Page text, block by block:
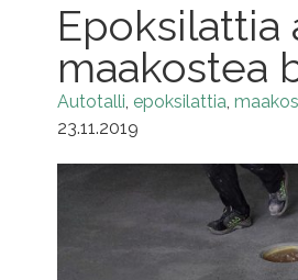
Epoksilattia
maakostea
Autotalli epoksilattia
23.11.2019